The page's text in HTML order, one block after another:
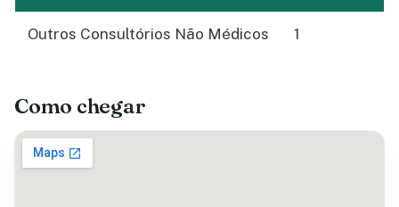
Outros Consultórios Não Médicos 1
Como chegar